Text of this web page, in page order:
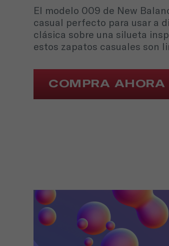
El modelo 009 de New
casual perfecto para usar a
clásica sobre una silueta
estos zapatos casuales son
COMPRA AHORA